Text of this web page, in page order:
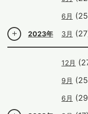
2023年
6月
3月
12月
9月
6月